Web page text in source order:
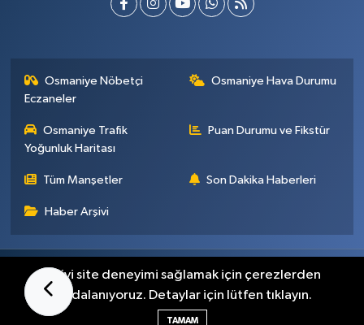
Osmaniye Nöbetçi
Eczaneler
Osmaniye Hava Durumu
Osmaniye Trafik
Yoğunluk Haritası
Puan Durumu ve Fikstür
Tüm Manşetler Son Dakika Haberleri
Haber Arşivi
Künye İletişim Gizlilik Sözleşmesi
Haber Yazılımı:
En iyi site deneyimi sağlamak için çerezlerden
faydalanıyoruz. Detaylar için lütfen tıklayın.
TAMAM